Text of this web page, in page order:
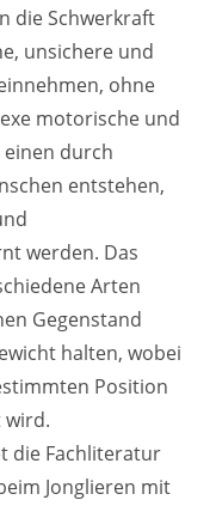
die Schwerkraft
unsichere und
ohne
motorische und
einen durch
entstehen,
werden. Das
Arten
Gegenstand
halten, wobei
Position
wird.
die Fachliteratur
Jonglieren mit